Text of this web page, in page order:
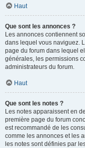
Haut
Que sont les annonces ?
Les annonces contiennent
dans lequel vous naviguez.
page du forum dans lequel
générales, les permissions
administrateurs du forum.
Haut
Que sont les notes ?
Les notes apparaissent en
première page du forum
est recommandé de les
comme les annonces et les
les notes sont définies par